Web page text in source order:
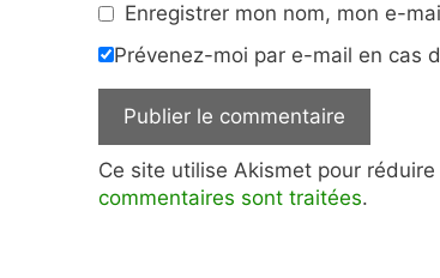
Enregistrer mon nom, mon e-
Prévenez-moi par e-mail en cas
Ce site utilise Akismet pour
commentaires sont traitées.